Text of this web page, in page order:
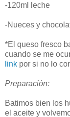
-120ml leche
-Nueces y
*El queso fresco
cuando se me
link por si no lo
Preparación:
Batimos bien los
el aceite y